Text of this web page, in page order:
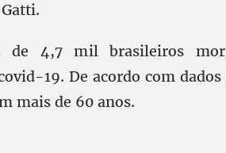
de 4,7 mil brasileiros
19. De acordo com
mais de 60 anos.